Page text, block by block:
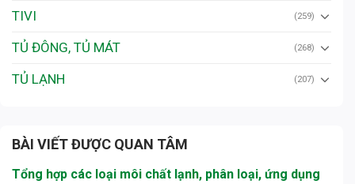
TIVI (259)
TỦ ĐÔNG, TỦ MÁT (268)
TỦ LẠNH (207)
BÀI VIẾT ĐƯỢC QUAN TÂM
Tổng hợp các loại môi chất lạnh, phân loại, ứng dụng